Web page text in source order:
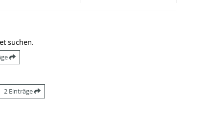
suchen.
2 Einträge